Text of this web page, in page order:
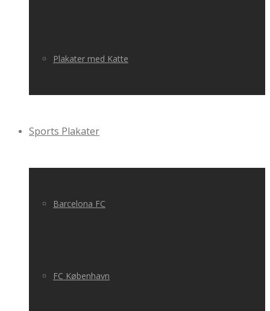
Plakater med Katte
Sports Plakater
Barcelona FC
FC København